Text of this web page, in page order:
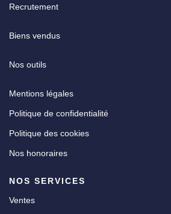
Recrutement
Biens vendus
Nos outils
Mentions légales
Politique de confidentialité
Politique des cookies
Nos honoraires
NOS SERVICES
Ventes